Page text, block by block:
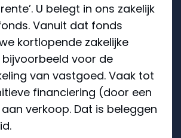
U belegt in ons zakelijk
Vanuit dat fonds
kortlopende zakelijke
voor de
van vastgoed. Vaak tot
financiering (door een
verkoop. Dat is beleggen